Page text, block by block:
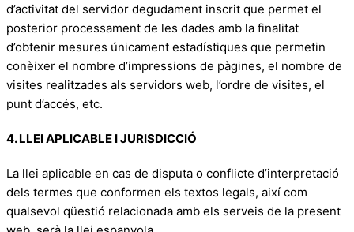
d’activitat del servidor degudament inscrit que permet el
posterior processament de les dades amb la finalitat
d’obtenir mesures únicament estadístiques que permetin
conèixer el nombre d’impressions de pàgines, el nombre de
visites realitzades als servidors web, l’ordre de visites, el
punt d’accés, etc.
4. LLEI APLICABLE I JURISDICCIÓ
La llei aplicable en cas de disputa o conflicte d’interpretació
dels termes que conformen els textos legals, així com
qualsevol qüestió relacionada amb els serveis de la present